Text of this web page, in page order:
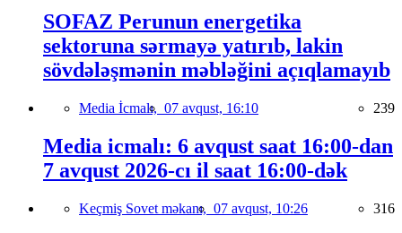
SOFAZ Perunun energetika
sektoruna sərmayə yatırıb, lakin
sövdələşmənin məbləğini açıqlamayıb
Media İcmalı, 07 avqust, 16:10 239
Media icmalı: 6 avqust saat 16:00-dan
7 avqust 2026-cı il saat 16:00-dək
Keçmiş Sovet məkanı, 07 avqust, 10:26 316